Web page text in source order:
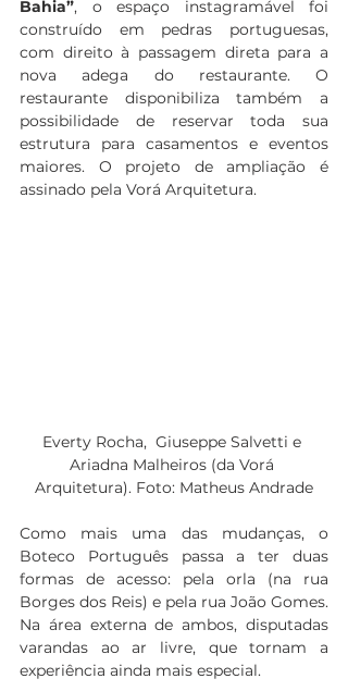
Bahia”, o espaço instagramável foi
construído em pedras portuguesas,
com direito à passagem direta para a
nova adega do restaurante. O
restaurante disponibiliza também a
possibilidade de reservar toda sua
estrutura para casamentos e eventos
maiores. O projeto de ampliação é
assinado pela Vorá Arquitetura.
Everty Rocha,  Giuseppe Salvetti e
Ariadna Malheiros (da Vorá
Arquitetura). Foto: Matheus Andrade
Como mais uma das mudanças, o
Boteco Português passa a ter duas
formas de acesso: pela orla (na rua
Borges dos Reis) e pela rua João Gomes.
Na área externa de ambos, disputadas
varandas ao ar livre, que tornam a
experiência ainda mais especial.